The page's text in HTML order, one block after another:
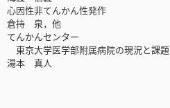
心因性非てんかん性発作
倉持 泉，他
てんかんセンター
東京大学医学部附属病院の現況と課題
湯本 真人